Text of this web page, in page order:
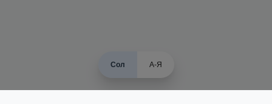
Сол А-Я